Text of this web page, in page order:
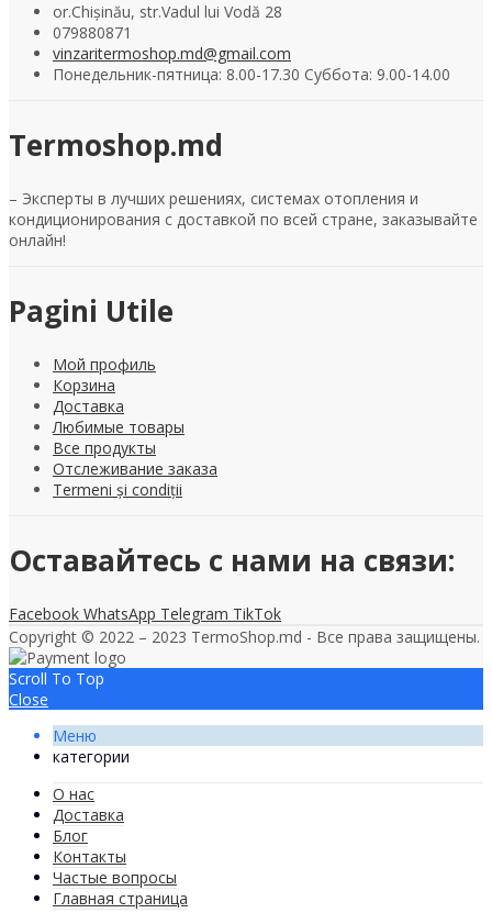
or.Chișinău, str.Vadul lui Vodă 28
079880871
vinzaritermoshop.md@gmail.com
Понедельник-пятница: 8.00-17.30 Суббота: 9.00-14.00
Termoshop.md
– Эксперты в лучших решениях, системах отопления и
кондиционирования с доставкой по всей стране, заказывайте
онлайн!
Pagini Utile
Мой профиль
Корзина
Доставка
Любимые товары
Все продукты
Отслеживание заказа
Termeni și condiții
Оставайтесь с нами на связи:
Facebook WhatsApp Telegram TikTok
Copyright © 2022 – 2023 TermoShop.md - Все права защищены.
Scroll To Top
Close
Меню
категории
О нас
Доставка
Блог
Контакты
Частые вопросы
Главная страница